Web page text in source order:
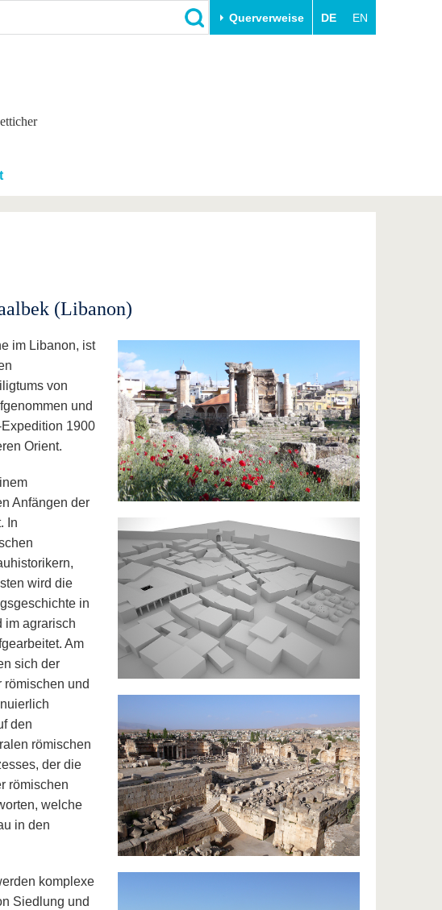
Querverweise DE EN
Innovative Transferprojekte
BTU & Region erleben
(Libanon)
im Libanon, ist
von
und
1900
Orient.
Anfängen der
In
wird die
in
im agrarisch
Am
sich der
römischen und
den
römischen
der die
römischen
welche
in den
komplexe
Siedlung und